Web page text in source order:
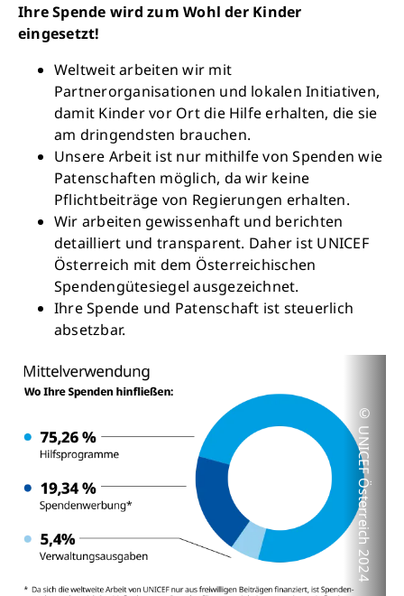
© UNICEF Österreich 2024
Ihre Spende wird zum Wohl der Kinder
eingesetzt!
Weltweit arbeiten wir mit
Partnerorganisationen und lokalen Initiativen,
damit Kinder vor Ort die Hilfe erhalten, die sie
am dringendsten brauchen.
Unsere Arbeit ist nur mithilfe von Spenden wie
Patenschaften möglich, da wir keine
Pflichtbeiträge von Regierungen erhalten.
Wir arbeiten gewissenhaft und berichten
detailliert und transparent. Daher ist UNICEF
Österreich mit dem Österreichischen
Spendengütesiegel ausgezeichnet.
Ihre Spende und Patenschaft ist steuerlich
absetzbar.